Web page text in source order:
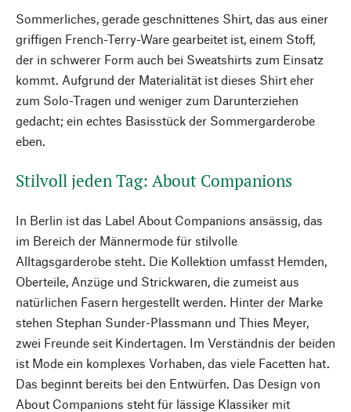
Sommerliches, gerade geschnittenes Shirt, das aus einer
griffigen French-Terry-Ware gearbeitet ist, einem Stoff,
der in schwerer Form auch bei Sweatshirts zum Einsatz
kommt. Aufgrund der Materialität ist dieses Shirt eher
zum Solo-Tragen und weniger zum Darunterziehen
gedacht; ein echtes Basisstück der Sommergarderobe
eben.
Stilvoll jeden Tag: About Companions
In Berlin ist das Label About Companions ansässig, das
im Bereich der Männermode für stilvolle
Alltagsgarderobe steht. Die Kollektion umfasst Hemden,
Oberteile, Anzüge und Strickwaren, die zumeist aus
natürlichen Fasern hergestellt werden. Hinter der Marke
stehen Stephan Sunder-Plassmann und Thies Meyer,
zwei Freunde seit Kindertagen. Im Verständnis der beiden
ist Mode ein komplexes Vorhaben, das viele Facetten hat.
Das beginnt bereits bei den Entwürfen. Das Design von
About Companions steht für lässige Klassiker mit